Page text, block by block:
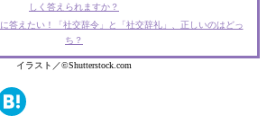
しく答えられますか？
答えたい！「社交辞令」と「社交辞礼」、正しいのはどっ
ち？
イラスト／©Shutterstock.com